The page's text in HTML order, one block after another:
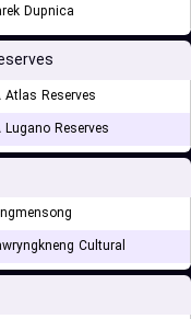
Dupnica
Atlas Reserves
Lugano Reserves
Cultural